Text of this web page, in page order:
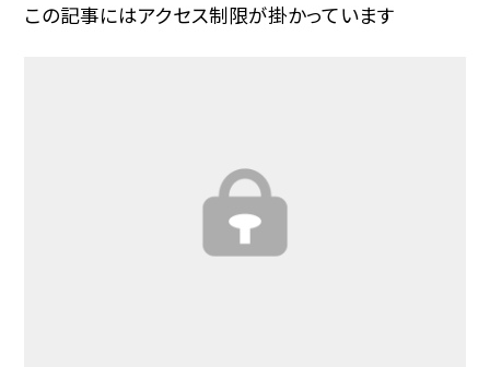
この記事にはアクセス制限が掛かっています